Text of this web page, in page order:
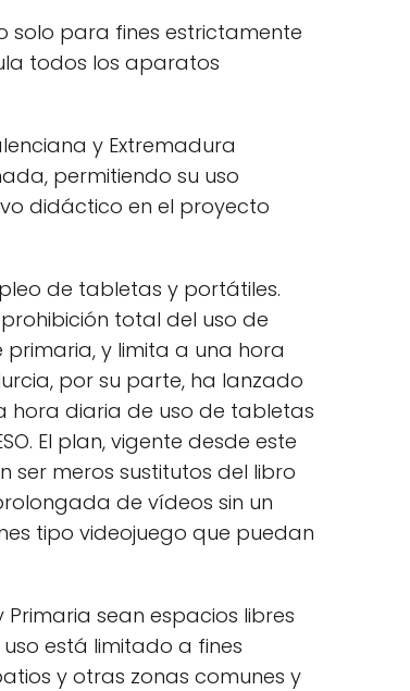
solo para fines estrictamente
todos los aparatos
y Extremadura
permitiendo su uso
didáctico en el proyecto
de tabletas y portátiles.
total del uso de
y limita a una hora
por su parte, ha lanzado
hora diaria de uso de tabletas
El plan, vigente desde este
ser meros sustitutos del libro
de vídeos sin un
tipo videojuego que puedan
sean espacios libres
está limitado a fines
y otras zonas comunes y